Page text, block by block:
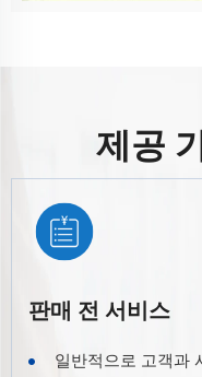
제공
판매 전 서비스
일반적으로 고객과